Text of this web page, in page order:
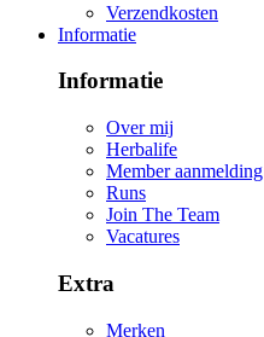
Verzendkosten
Informatie
Informatie
Over mij
Herbalife
Member aanmelding
Runs
Join The Team
Vacatures
Extra
Merken